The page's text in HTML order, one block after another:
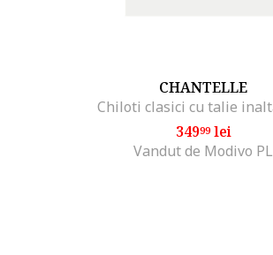
CHANTELLE
34999lei
Vandut de Modivo PL